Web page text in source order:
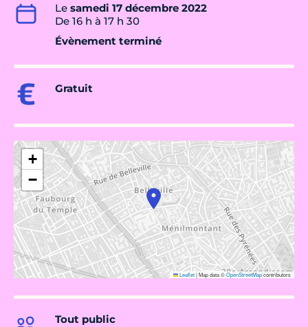
Le samedi 17 décembre 2022
De 16 h à 17 h 30
Évènement terminé
Gratuit
+
−
Leaflet|Map data ©OpenStreetMapcontributors
Tout public